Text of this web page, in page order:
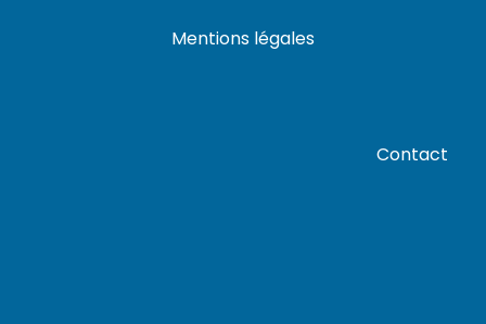
Mentions légales
Contact